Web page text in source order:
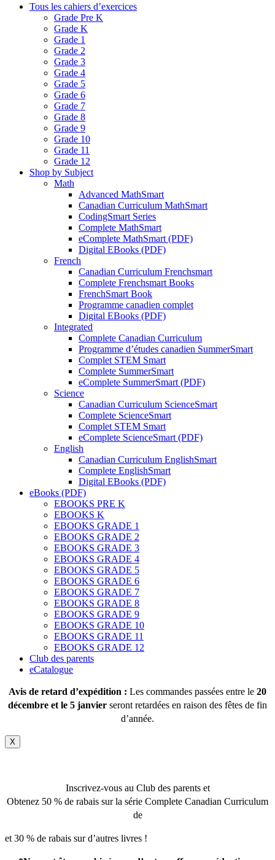
Tous les cahiers d’exercices
Grade Pre K
Grade K
Grade 1
Grade 2
Grade 3
Grade 4
Grade 5
Grade 6
Grade 7
Grade 8
Grade 9
Grade 10
Grade 11
Grade 12
Shop by Subject
Math
Advanced MathSmart
Canadian Curriculum MathSmart
CodingSmart Series
Complete MathSmart
eComplete MathSmart (PDF)
Digital EBooks (PDF)
French
Canadian Curriculum Frenchsmart
Complete Frenchsmart Books
FrenchSmart Book
Programme canadien complet
Digital EBooks (PDF)
Integrated
Complete Canadian Curriculum
Programme d’études canadien SummerSmart
Complet STEM Smart
Complete SummerSmart
eComplete SummerSmart (PDF)
Science
Canadian Curriculum ScienceSmart
Complete ScienceSmart
Complet STEM Smart
eComplete ScienceSmart (PDF)
English
Canadian Curriculum EnglishSmart
Complete EnglishSmart
Digital EBooks (PDF)
eBooks (PDF)
EBOOKS PRE K
EBOOKS K
EBOOKS GRADE 1
EBOOKS GRADE 2
EBOOKS GRADE 3
EBOOKS GRADE 4
EBOOKS GRADE 5
EBOOKS GRADE 6
EBOOKS GRADE 7
EBOOKS GRADE 8
EBOOKS GRADE 9
EBOOKS GRADE 10
EBOOKS GRADE 11
EBOOKS GRADE 12
Club des parents
eCatalogue
Avis de retard d’expédition : Les commandes passées entre le 20
décembre et le 5 janvier seront retardées en raison des fêtes de fin
d’année.
X
Inscrivez-vous au Club des parents et
Obtenez 50 % de rabais sur la série Complete Canadian Curriculum
de
et 30 % de rabais sur d’autres livres !